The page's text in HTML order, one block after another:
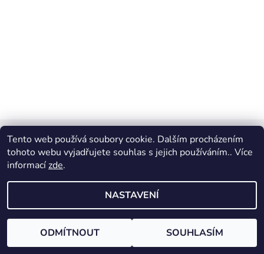
2026 © Psí Vesmír, všechna práva vyhrazena
Tento web používá soubory cookie. Dalším procházením
tohoto webu vyjadřujete souhlas s jejich používáním.. Více
informacízde.
NASTAVENÍ
ODMÍTNOUT SOUHLASÍM